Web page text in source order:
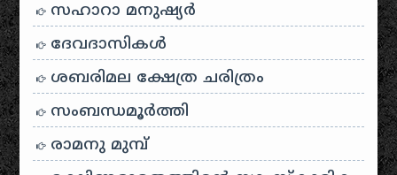
സഹാറാ മനുഷ്യർ
ദേവദാസികൾ
ശബരിമല ക്ഷേത്ര ചരിത്രം
സംബന്ധമൂർത്തി
രാമനു മുമ്പ്